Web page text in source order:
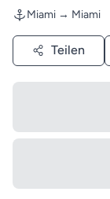
Miami → Miami
Teilen